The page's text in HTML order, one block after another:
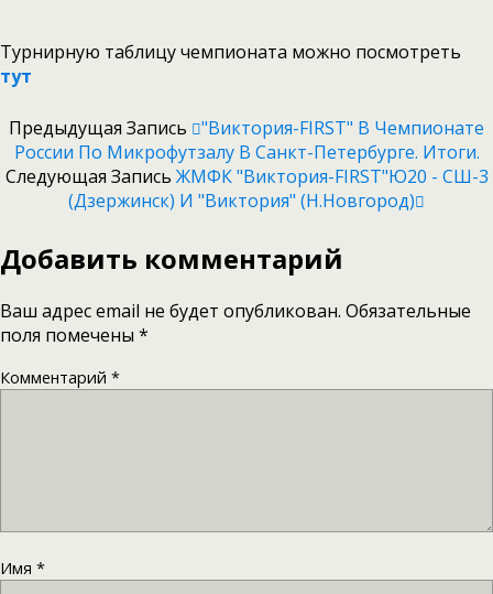
Турнирную таблицу чемпионата можно посмотреть
тут
Предыдущая Запись
"Виктория-FIRST" В Чемпионате
России По Микрофутзалу В Санкт-Петербурге. Итоги.
Следующая Запись ЖМФК "Виктория-FIRST"Ю20 - CШ-3
(Дзержинск) И "Виктория" (Н.Новгород)
Добавить комментарий
Ваш адрес email не будет опубликован. Обязательные
поля помечены *
Комментарий *
Имя *